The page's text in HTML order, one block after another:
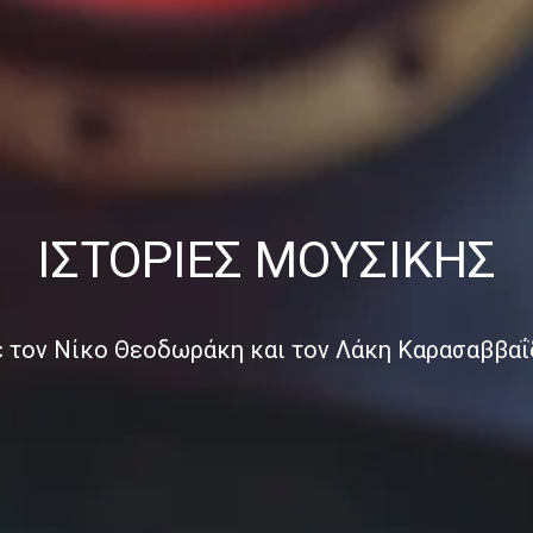
ΙΣΤΟΡΊΕΣ ΜΟΥΣΙΚΉΣ
τον Νίκο Θεοδωράκη και τον Λάκη